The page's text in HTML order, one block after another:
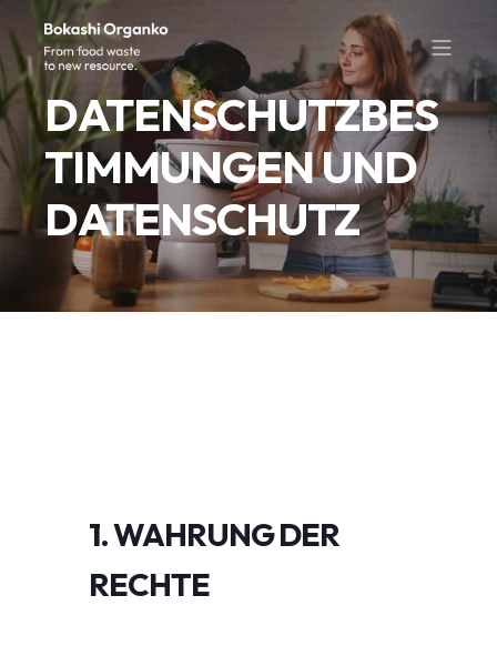
DATENSCHUTZBES
TIMMUNGEN UND
DATENSCHUTZ
1. WAHRUNG DER
RECHTE